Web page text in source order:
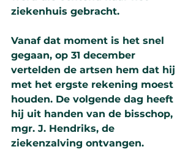
ziekenhuis gebracht.
Vanaf dat moment is het snel
gegaan, op 31 december
vertelden de artsen hem dat hij
met het ergste rekening moest
houden. De volgende dag heeft
hij uit handen van de bisschop,
mgr. J. Hendriks, de
ziekenzalving ontvangen.